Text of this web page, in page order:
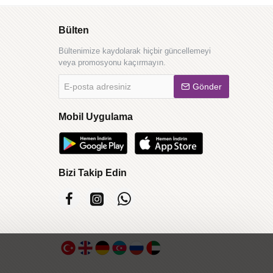
Bülten
Bültenimize kaydolarak hiçbir güncellemeyi
veya promosyonu kaçırmayın.
posta
Gönder
Mobil Uygulama
Bizi Takip Edin